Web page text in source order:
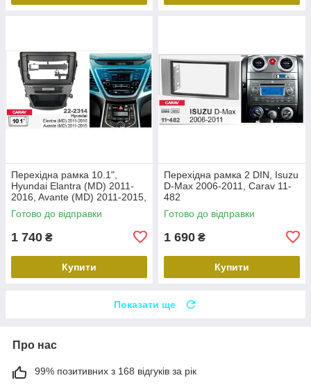
Перехідна рамка 10.1",
Hyundai Elantra (MD) 2011-
2016, Avante (MD) 2011-2015,
Carav 22-2314
Готово до відправки
1 740 ₴
Купити
Перехідна рамка 2 DIN, Isuzu
D-Max 2006-2011, Carav 11-
482
Готово до відправки
1 690 ₴
Купити
Показати ще
Про нас
99% позитивних з 168 відгуків за рік